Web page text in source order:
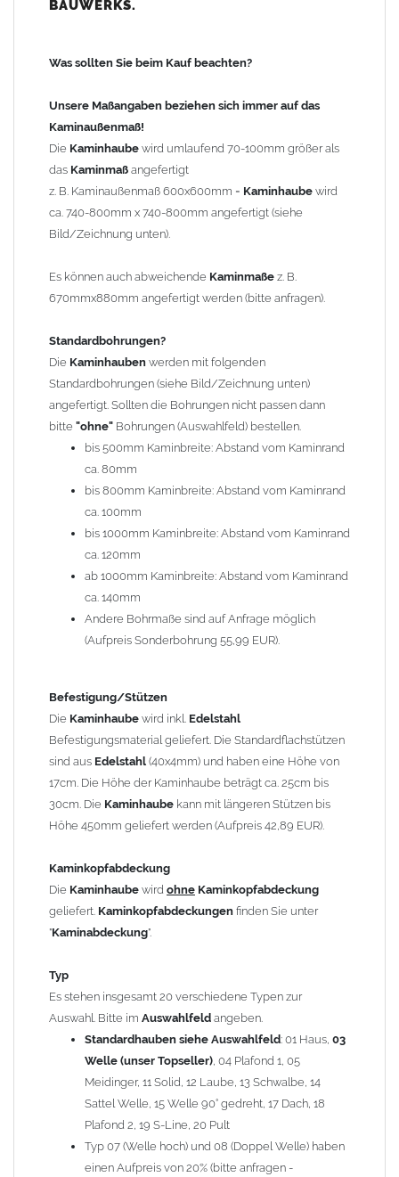
100mm
120mm
140mm
Andere Bohrmaße sind auf Anfrage möglich (Aufpreis
Sonderbohrung 55,99 EUR).
Befestigung/Stützen
Kaminhaubewird inkl. EdelstahlBefestigungsmaterial
geliefert. Die Standardflachstützen sind aus
beträgt ca. 25cm bis 30cm. DieKaminhaubekann mit längeren
Stützen bis Höhe 450mm geliefert werden (Aufpreis 42,89 EUR).
Kaminkopfabdeckung
Kaminhaubewirdohne Kaminkopfabdeckung
Kaminkopfabdeckungenfinden Sie unter "Kaminabdeckung
Es stehen insgesamt 20 verschiedene Typen zur Auswahl. Bitte
Auswahlfeldangeben.
Standardhauben siehe Auswahlfeld: 01 Haus,03 Welle
(unser Topseller)
Laube, 13 Schwalbe, 14 Sattel Welle, 15 Welle 90° gedreht,
17 Dach, 18 Plafond 2, 19 S-Line, 20 Pult
Typ 07 (Welle hoch) und 08 (Doppel Welle) haben einen
Aufpreis von 20% (bitte anfragen - Bestellung nicht über
Shop möglich).
Die Typen 02 (Bogen), 06 (Krempe), 09 (Pagode), 10
1,5mm hergestellt (Preis auf Anfrage = ca. 2-3-fache vom
1,5mm Standardpreis)
allgemeine Informationen:
Ab einer Kaminlängevon 1200mm werden 6
Kaminstützengeliefert.
Bei der Kombination mitWetterfahneundKaminbreite
angefertigt.
DieKaminhaubekann mitklappbaren Stützen
für 4 Stützen = 96,89 EUR, Länge ab 1200mm 6 Stützen =
145,39 EUR) geliefert werden.
Ihrem zuständigen
Hinweis: FürKaminhaubenundKaminabdeckungenkönnen wir
Nachnahme anbieten!
Lieferzeit: ca. 1-2 Wochen nach Zahlungseingang
Sonderanfertigung: Die Kaminhaube wird kundenspezifisch
angefertigt - keine Rücknahme möglich!
BAUWERKS.
Was sollten Sie beim Kauf beachten?
Unsere Maßangaben beziehen sich immer auf das
Kaminaußenmaß!
Die Kaminhaube wird umlaufend 70-100mm größer als
das Kaminmaß angefertigt
z. B. Kaminaußenmaß 600x600mm = Kaminhaube wird
ca. 740-800mm x 740-800mm angefertigt (siehe
Bild/Zeichnung unten).
Es können auch abweichende Kaminmaße z. B.
670mmx880mm angefertigt werden (bitte anfragen).
Standardbohrungen?
Die Kaminhauben werden mit folgenden
Standardbohrungen (siehe Bild/Zeichnung unten)
angefertigt. Sollten die Bohrungen nicht passen dann
bitte "ohne" Bohrungen (Auswahlfeld) bestellen.
bis 500mm Kaminbreite: Abstand vom Kaminrand
ca. 80mm
bis 800mm Kaminbreite: Abstand vom Kaminrand
ca. 100mm
bis 1000mm Kaminbreite: Abstand vom Kaminrand
ca. 120mm
ab 1000mm Kaminbreite: Abstand vom Kaminrand
ca. 140mm
Andere Bohrmaße sind auf Anfrage möglich
(Aufpreis Sonderbohrung 55,99 EUR).
Befestigung/Stützen
Die Kaminhaube wird inkl. Edelstahl
Befestigungsmaterial geliefert. Die Standardflachstützen
sind aus Edelstahl (40x4mm) und haben eine Höhe von
17cm. Die Höhe der Kaminhaube beträgt ca. 25cm bis
30cm. Die Kaminhaube kann mit längeren Stützen bis
Höhe 450mm geliefert werden (Aufpreis 42,89 EUR).
Kaminkopfabdeckung
Die Kaminhaube wird ohne Kaminkopfabdeckung
geliefert. Kaminkopfabdeckungen finden Sie unter
"Kaminabdeckung".
Typ
Es stehen insgesamt 20 verschiedene Typen zur
Auswahl. Bitte im Auswahlfeld angeben.
Standardhauben siehe Auswahlfeld: 01 Haus, 03
Welle (unser Topseller), 04 Plafond 1, 05
Meidinger, 11 Solid, 12 Laube, 13 Schwalbe, 14
Sattel Welle, 15 Welle 90° gedreht, 17 Dach, 18
Plafond 2, 19 S-Line, 20 Pult
Typ 07 (Welle hoch) und 08 (Doppel Welle) haben
einen Aufpreis von 20% (bitte anfragen -